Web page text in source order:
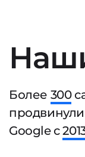
Более 300
Google с